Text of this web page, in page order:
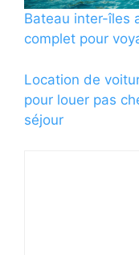
Bateau inter-îles
complet pour
Location de
pour louer pas
séjour